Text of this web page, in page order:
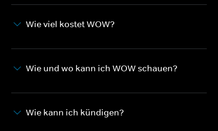
Wie viel kostet WOW?
Wie und wo kann ich WOW schauen?
Wie kann ich kündigen?